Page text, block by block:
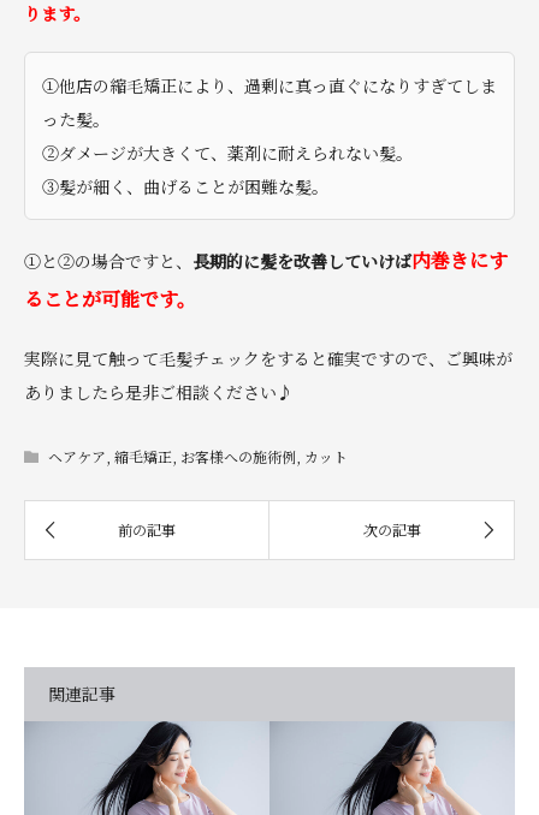
ります。
①他店の縮毛矯正により、過剰に真っ直ぐになりすぎてしま
った髪。
②ダメージが大きくて、薬剤に耐えられない髪。
③髪が細く、曲げることが困難な髪。
①と②の場合ですと、 長期的に髪を改善していけば内巻きにす
ることが可能です。
実際に見て触って毛髪チェックをすると確実ですので、ご興味が
ありましたら是非ご相談ください♪
ヘアケア 縮毛矯正 お客様への施術例 カット
関連記事